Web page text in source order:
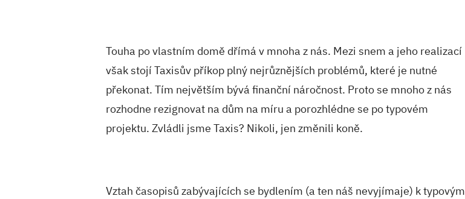
Touha po vlastním domě dřímá v mnoha z nás. Mezi snem a jeho realizací
však stojí Taxisův příkop plný nejrůznějších problémů, které je nutné
překonat. Tím největším bývá finanční náročnost. Proto se mnoho z nás
rozhodne rezignovat na dům na míru a porozhlédne se po typovém
projektu. Zvládli jsme Taxis? Nikoli, jen změnili koně.
Vztah časopisů zabývajících se bydlením (a ten náš nevyjímaje) k typovým